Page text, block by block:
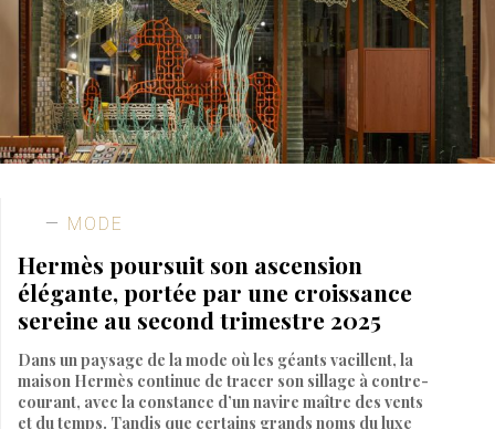
MODE
Hermès poursuit son ascension
élégante, portée par une croissance
sereine au second trimestre 2025
Dans un paysage de la mode où les géants vacillent, la
maison Hermès continue de tracer son sillage à contre-
courant, avec la constance d’un navire maître des vents
et du temps. Tandis que certains grands noms du luxe